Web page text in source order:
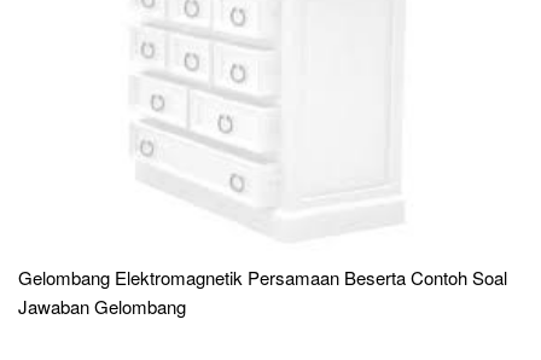
Gelombang Elektromagnetik Persamaan Beserta Contoh Soal
Jawaban Gelombang